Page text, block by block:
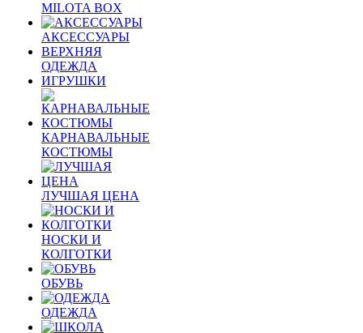
MILOTA BOX
АКСЕССУАРЫ
ВЕРХНЯЯ
ОДЕЖДА
ИГРУШКИ
КАРНАВАЛЬНЫЕ
КОСТЮМЫ
ЛУЧШАЯ ЦЕНА
НОСКИ И
КОЛГОТКИ
ОБУВЬ
ОДЕЖДА